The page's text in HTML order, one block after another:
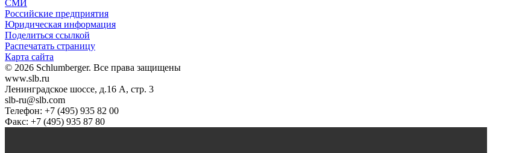
СМИ
Российские предприятия
Юридическая информация
Поделиться ссылкой
Распечатать страницу
Карта сайта
© 2026 Schlumberger. Все права защищены
www.slb.ru
Ленинградское шоссе, д.16 А, стр. 3
slb-ru@slb.com
Телефон: +7 (495) 935 82 00
Факс: +7 (495) 935 87 80